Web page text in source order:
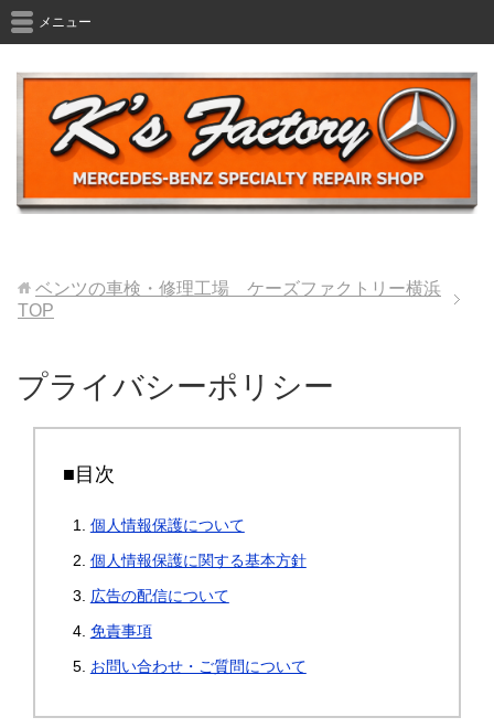
メニュー
ベンツの車検・修理工場 ケーズファクトリー横浜
TOP
プライバシーポリシー
■目次
個人情報保護について
個人情報保護に関する基本方針
広告の配信について
免責事項
お問い合わせ・ご質問について